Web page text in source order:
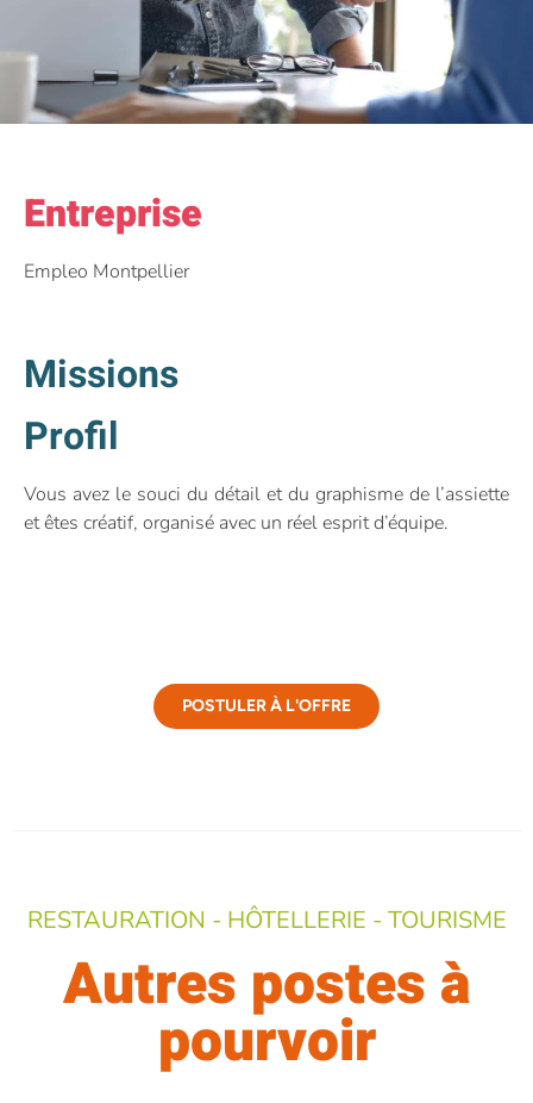
Entreprise
Empleo Montpellier
Missions
Profil
Vous avez le souci du détail et du graphisme de l’assiette
et êtes créatif, organisé avec un réel esprit d’équipe.
POSTULER À L'OFFRE
RESTAURATION - HÔTELLERIE - TOURISME
Autres postes à
pourvoir